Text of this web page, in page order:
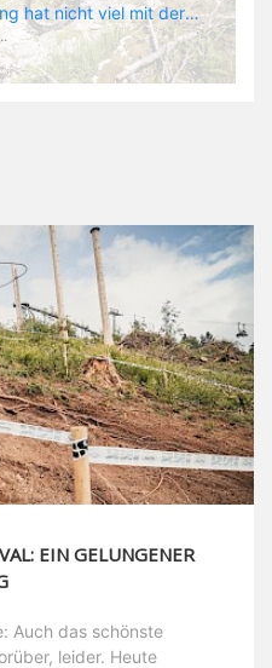
Deemax DH Der neue Laufradsatz soll den veränderten Ansprüchen im Downhill Einsatz gerecht werden: die Geschwindigkeiten werden immer höher, die Kräfte, die aufs Material wirken ebenfalls. Damit steigen natürlich auch die Ansprüche der Fahrer ans Material. Das einzige, was eventuell niedriger wird, ist der Reifendruck. Somit ergibt sich der Anforderungskatalog an das Deemax-Update. Hier ist das Ergebnis: - der Laufradsatz bekam eine neue Felge mit 28 mm Innenbreite. Laut Scott Sharples ist das der beste Kompromiss aus Stabilität, Gewicht und Steifigkeit, vor allem aber passt diese Breite am besten zu den Reifen, die aktuell auf dem Markt sind und im Renneinsatz gefahren werden. Es gehe auch breite und schmaler, 28 mm hätten sich aber im Test als Optimum herausgestellt. - mit einem 4D-Fertigungsprozess wurde die Materialverteilung optimiert: Stabilität dort, wo sie erforderlich ist, Gewichtsersparnis da, wo es Sinn macht. Somit gibt Mavic eine GGewichtsersparnis von 15 % an, ohne an Stabilität einzubüßen - neue, ultraleichte „double butted“ Speichen und ein super effizienter Freilauf - Mavics bewährtes UST System für perfekte Kompatibilität mit Tubeless Reifen - Gewicht (Laufradset): 1944 g)
EIN GELUNGENER
Auch das schönste
leider. Heute